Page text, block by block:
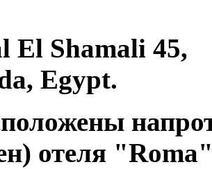
El Shamali 45,
Egypt.
отеля